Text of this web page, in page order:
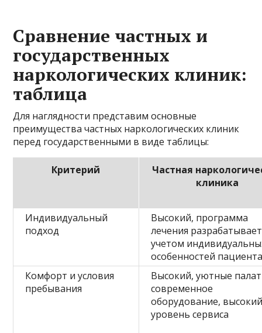
Сравнение частных и
государственных
наркологических клиник:
таблица
Для наглядности представим основные
преимущества частных наркологических клиник
перед государственными в виде таблицы:
Критерий
Частная
клиника
Индивидуальный
подход
Высокий, программа
лечения
учетом
особенностей
Комфорт и условия
пребывания
Высокий, уютные
современное
оборудование,
уровень сервиса